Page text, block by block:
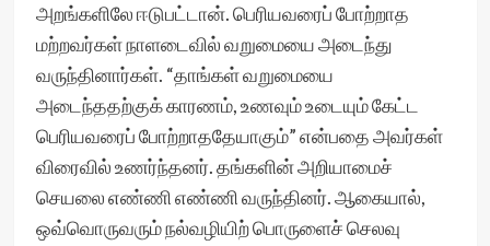
அறங்களிலே ஈடுபட்டான். பெரியவரைப் போற்றாத
மற்றவர்கள் நாளடைவில் வறுமையை அடைந்து
வருந்தினார்கள். “தாங்கள் வறுமையை
அடைந்ததற்குக் காரணம், உணவும் உடையும் கேட்ட
பெரியவரைப் போற்றாததேயாகும்” என்பதை அவர்கள்
விரைவில் உணர்ந்தனர். தங்களின் அறியாமைச்
செயலை எண்ணி எண்ணி வருந்தினர். ஆகையால்,
ஒவ்வொருவரும் நல்வழியிற் பொருளைச் செலவு